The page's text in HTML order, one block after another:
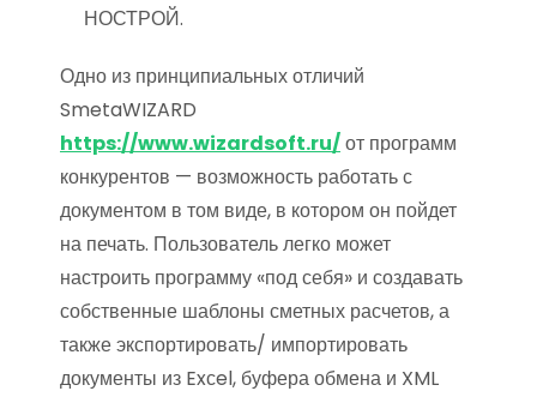
НОСТРОЙ.
Одно из принципиальных отличий
SmetaWIZARD
https://www.wizardsoft.ru/от программ
конкурентов — возможность работать с
документом в том виде, в котором он пойдет
на печать. Пользователь легко может
настроить программу «под себя» и создавать
собственные шаблоны сметных расчетов, а
также экспортировать/ импортировать
документы из Exсel, буфера обмена и XML